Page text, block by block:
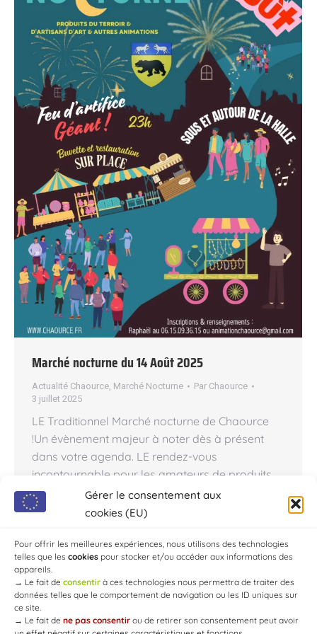
Gérer le consentement aux
cookies (EU)
Pour offrir les meilleures expériences, nous utilisons des technologies
telles que les cookies pour stocker et/ou accéder aux informations des
appareils.
→ Le fait de consentir à ces technologies nous permettra de traiter des
données telles que le comportement de navigation ou les ID uniques sur
ce site.
→ Le fait de ne pas consentir ou de retirer son consentement peut avoir
Marché nocturne du 14 Août 2025
Actualité Chaource, Marché Nocturne Par Chaource
3 juillet 2025
LE Traditionnel Marché nocturne de Chaource
!Un évènement majeur à noter dès à présent
dans votre agenda. LE rendez-vous
incontournable pour les amateurs de produits
du terroir , d’artisanat local , et d’ambiance
festive… ↓… Breaking News… ↓ Jeudi 14 AoÛt 2025
flâner sous les étoiles…